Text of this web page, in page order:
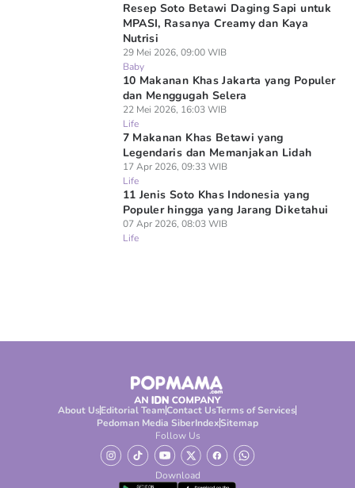
Resep Soto Betawi Daging Sapi untuk
MPASI, Rasanya Creamy dan Kaya
Nutrisi
29 Mei 2026, 09:00 WIB
Baby
10 Makanan Khas Jakarta yang Populer
dan Menggugah Selera
22 Mei 2026, 16:03 WIB
Life
7 Makanan Khas Betawi yang
Legendaris dan Memanjakan Lidah
17 Apr 2026, 09:33 WIB
Life
11 Jenis Soto Khas Indonesia yang
Populer hingga yang Jarang Diketahui
07 Apr 2026, 08:03 WIB
Life
About UsEditorial TeamContact UsTerms of Services
Pedoman Media SiberIndexSitemap
Follow Us
Download